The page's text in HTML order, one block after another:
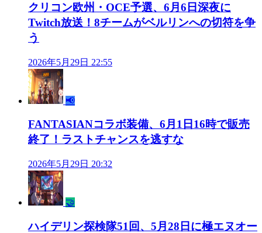
クリコン欧州・OCE予選、6月6日深夜に
Twitch放送！8チームがベルリンへの切符を争
う
2026年5月29日 22:55
📢
FANTASIANコラボ装備、6月1日16時で販売
終了！ラストチャンスを逃すな
2026年5月29日 20:32
🤝
ハイデリン探検隊51回、5月28日に極エヌオー